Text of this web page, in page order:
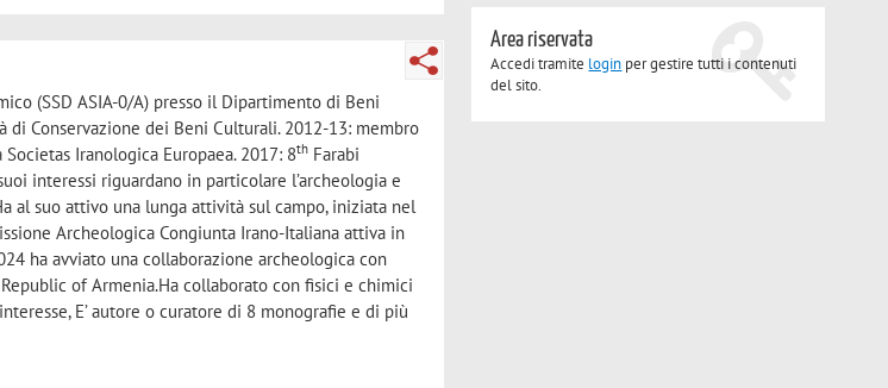
(SSD ASIA-0/A) presso il Dipartimento di Beni
di Conservazione dei Beni Culturali. 2012-13: membro
Iranologica Europaea. 2017: 8th Farabi
interessi riguardano in particolare l’archeologia e
al suo attivo una lunga attività sul campo, iniziata nel
Archeologica Congiunta Irano-Italiana attiva in
ha avviato una collaborazione archeologica con
of Armenia.Ha collaborato con fisici e chimici
E’ autore o curatore di 8 monografie e di più
Area riservata
Accedi tramite login per gestire tutti i contenuti
del sito.